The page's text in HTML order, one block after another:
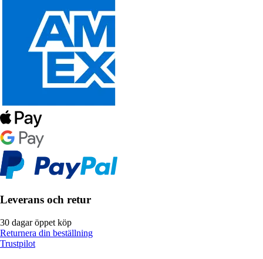
Leverans och retur
30 dagar öppet köp
Returnera din beställning
Trustpilot